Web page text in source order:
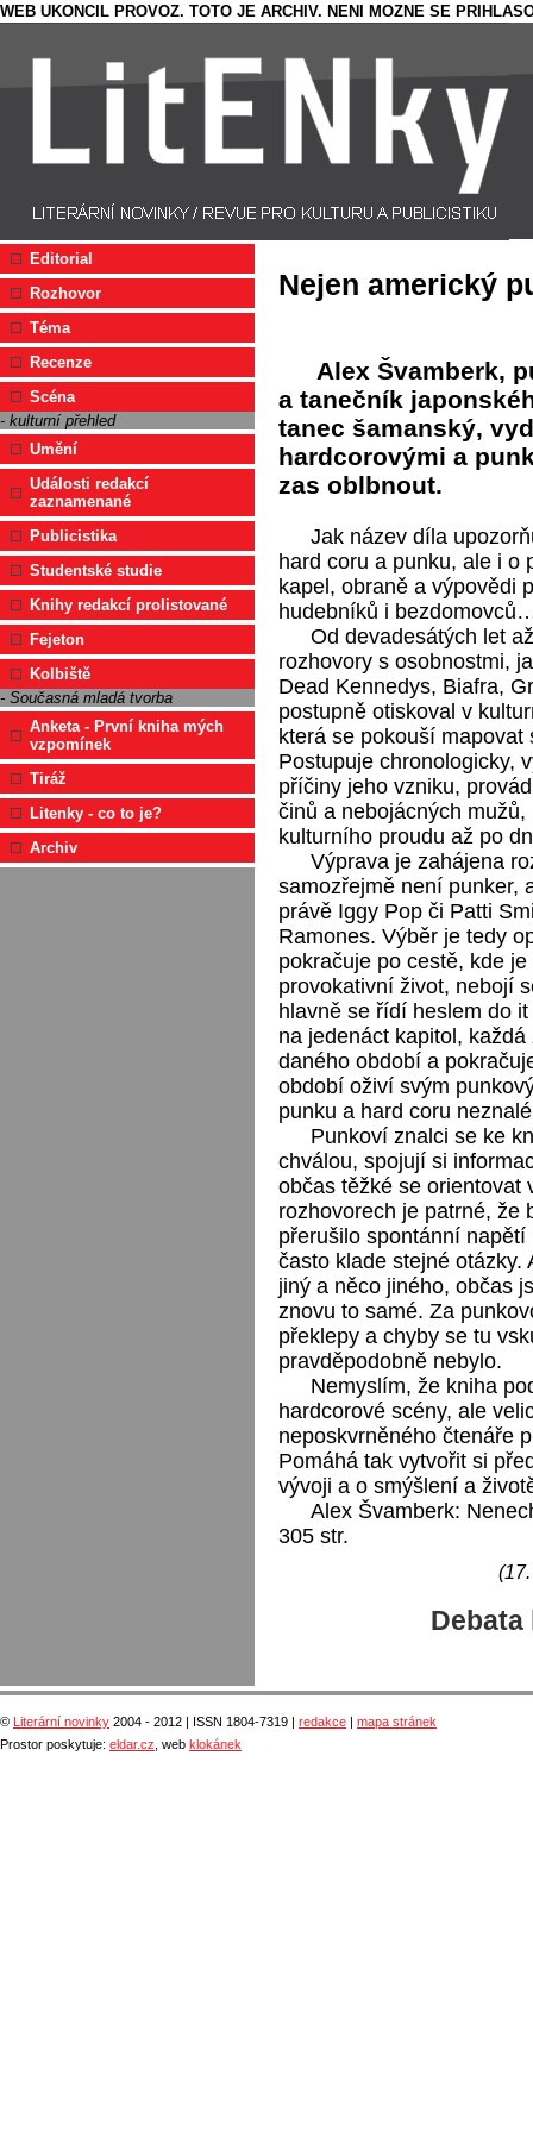
WEB UKONCIL PROVOZ. TOTO JE ARCHIV. NENI MOZNE SE
Editorial
Rozhovor
Téma
Recenze
Scéna
- kulturní přehled
Umění
Události redakcí
zaznamenané
Publicistika
Studentské studie
Knihy redakcí prolistované
Fejeton
Kolbiště
- Současná mladá tvorba
Anketa - První kniha mých
vzpomínek
Tiráž
Litenky - co to je?
Archiv
Nejen americký
Alex Švamberk,
a tanečník
tanec šamanský,
hardcorovými a
zas oblbnout.
Jak název díla
hard coru a punku, ale i o
kapel, obraně a výpovědi
hudebníků i
Od devadesátých let
rozhovory s osobnostmi,
Dead Kennedys, Biafra,
postupně otiskoval v
která se pokouší
Postupuje chronologicky,
příčiny jeho vzniku,
činů a nebojácných
kulturního proudu až po
Výprava je zahájena
samozřejmě není punker,
právě Iggy Pop či Patti
Ramones. Výběr je tedy
pokračuje po cestě, kde
provokativní život, nebojí
hlavně se řídí heslem do
na jedenáct kapitol,
daného období a
období oživí svým
punku a hard coru
Punkoví znalci se ke
chválou, spojují si
občas těžké se orientovat
rozhovorech je patrné, že
přerušilo spontánní
často klade stejné otázky.
jiný a něco jiného, občas
znovu to samé. Za
překlepy a chyby se tu
pravděpodobně nebylo.
Nemyslím, že kniha
hardcorové scény, ale
neposkvrněného čtenáře
Pomáhá tak vytvořit si
vývoji a o smýšlení a
Alex Švamberk:
305 str.
Debata
© Literární novinky 2004 - 2012 | ISSN 1804-7319 | redakce
mapa stránek
Prostor poskytuje: eldar.cz , web klokánek